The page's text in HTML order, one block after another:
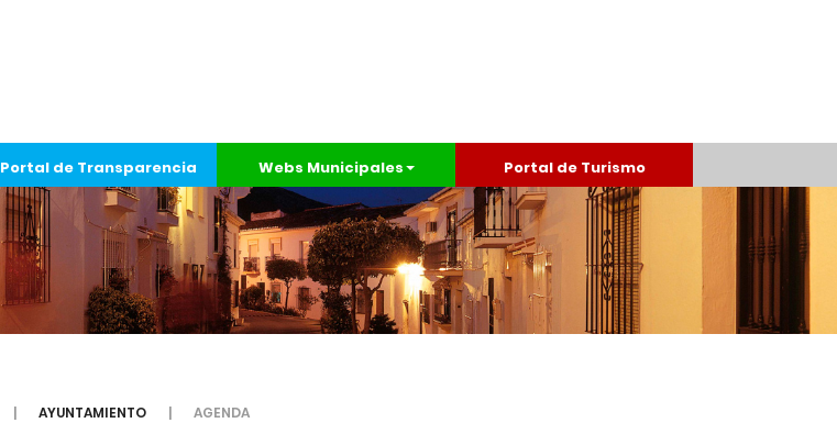
Portal de Transparencia Webs Municipales Portal de Turismo
AYUNTAMIENTO AGENDA